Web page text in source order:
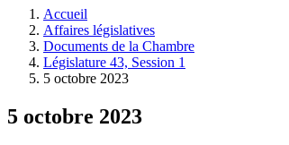
l'Assemblée
législative.
Accueil
Affaires législatives
Documents de la Chambre
Législature 43, Session 1
5 octobre 2023
5 octobre 2023